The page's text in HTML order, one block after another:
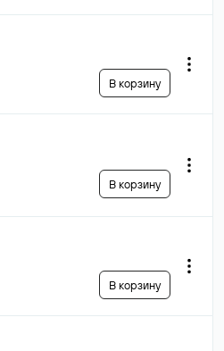
В корзину
В корзину
В корзину